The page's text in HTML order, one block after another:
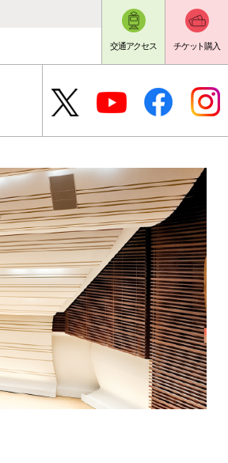
チケット購入
交通アクセス